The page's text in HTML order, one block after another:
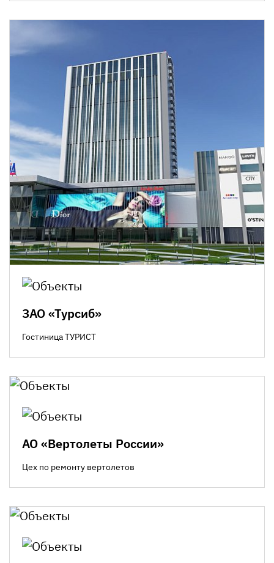
ЗАО «Турсиб»
Гостиница ТУРИСТ
АО «Вертолеты России»
Цех по ремонту вертолетов